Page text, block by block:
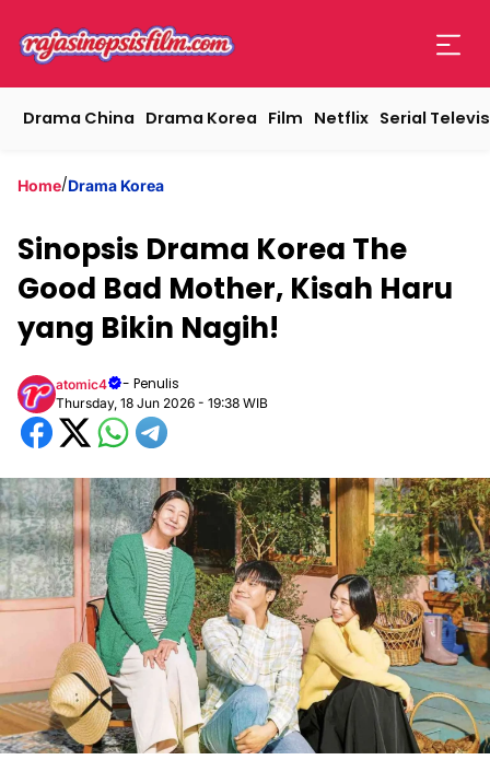
Drama China Drama Korea Film Netflix Serial
Home/Drama Korea
Sinopsis Drama Korea The
Good Bad Mother, Kisah Haru
yang Bikin Nagih!
atomic4 - Penulis
Thursday, 18 Jun 2026 - 19:38 WIB